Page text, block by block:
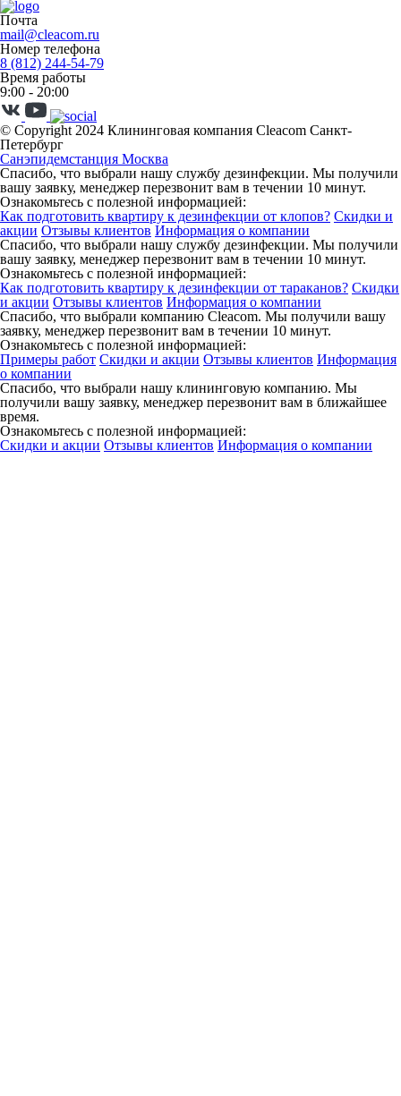
Почта
mail@cleacom.ru
Номер телефона
8 (812) 244-54-79
Время работы
9:00 - 20:00
© Copyright 2024 Клининговая компания Cleacom Санкт-
Петербург
Санэпидемстанция Москва
Спасибо, что выбрали нашу службу дезинфекции. Мы получили
вашу заявку, менеджер перезвонит вам в течении 10 минут.
Ознакомьтесь с полезной информацией:
Как подготовить квартиру к дезинфекции от клопов? Скидки и
акции Отзывы клиентов Информация о компании
Спасибо, что выбрали нашу службу дезинфекции. Мы получили
вашу заявку, менеджер перезвонит вам в течении 10 минут.
Ознакомьтесь с полезной информацией:
Как подготовить квартиру к дезинфекции от тараканов? Скидки
и акции Отзывы клиентов Информация о компании
Спасибо, что выбрали компанию Cleacom. Мы получили вашу
заявку, менеджер перезвонит вам в течении 10 минут.
Ознакомьтесь с полезной информацией:
Примеры работ Скидки и акции Отзывы клиентов Информация
о компании
Спасибо, что выбрали нашу клининговую компанию. Мы
получили вашу заявку, менеджер перезвонит вам в ближайшее
время.
Ознакомьтесь с полезной информацией:
Скидки и акции Отзывы клиентов Информация о компании